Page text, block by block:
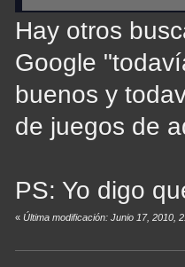
Hay otros
Google
buenos y
de juegos de
PS: Yo digo
«Última modificación: Junio 17, 2010,